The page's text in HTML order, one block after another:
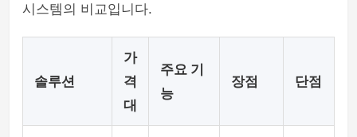
시스템의 비교입니다.
솔루션
가
격
대
주요 기
능
장점 단점